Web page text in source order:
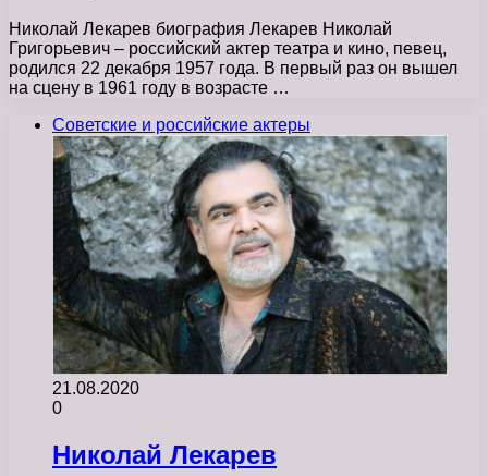
Николай Лекарев биография Лекарев Николай
Григорьевич – российский актер театра и кино, певец,
родился 22 декабря 1957 года. В первый раз он вышел
на сцену в 1961 году в возрасте …
Советские и российские актеры
21.08.2020
0
Николай Лекарев